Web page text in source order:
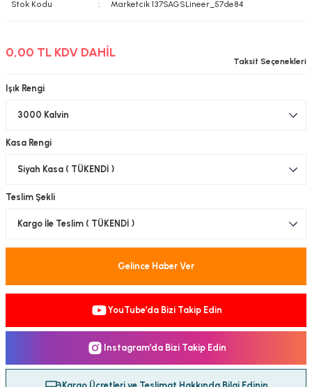
Aydınlatma
Armatür
Stok Kodu
Marketcik 137SAGSLineer_57de84
0,00 TL KDV DAHİL
Taksit Seçenekleri
Işık Rengi
Kasa Rengi
Teslim Şekli
Gelince Haber Ver
YouTube’da Bizi Takip Edin
Instagram’da Bizi Takip Edin